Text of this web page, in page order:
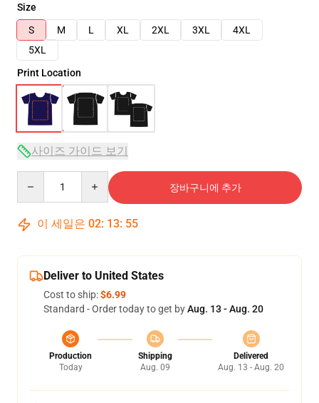
Size
S
M L XL 2XL 3XL
4XL
5XL
Print Location
사이즈 가이드 보기
장바구니에 추가
이 세일은 02: 13: 54
Deliver to United States
Cost to ship:$6.99
Standard - Order today to get byAug. 13 - Aug. 20
Production
Today
Shipping
Aug. 09
Delivered
Aug. 13 - Aug. 20